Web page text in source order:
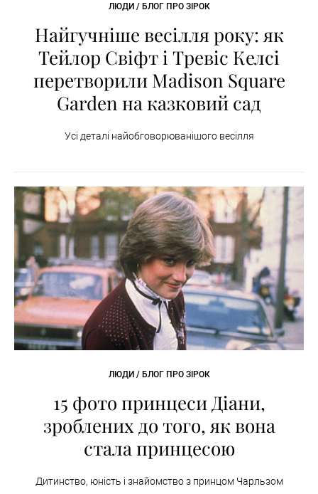
ЛЮДИ / БЛОГ ПРО ЗІРОК
Найгучніше весілля року: як
Тейлор Свіфт і Тревіс Келсі
перетворили Madison Square
Garden на казковий сад
Усі деталі найобговорюванішого весілля
ЛЮДИ / БЛОГ ПРО ЗІРОК
15 фото принцеси Діани,
зроблених до того, як вона
стала принцесою
Дитинство, юність і знайомство з принцом Чарльзом